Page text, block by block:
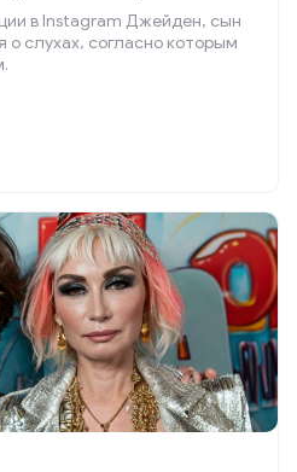
в Instagram Джейден, сын
слухах, согласно которым